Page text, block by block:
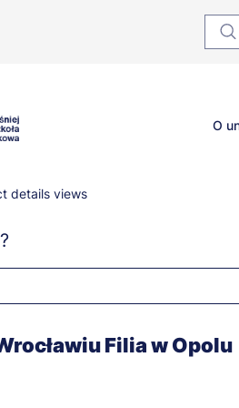
O
details views
Filia w Opolu